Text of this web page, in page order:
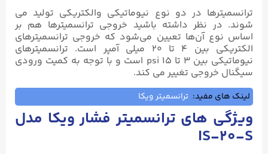
ترانسميترها در دو نوع نيوماتيكی والكتريكی تولید می
شوند. در نظر داشته باشید خروجی ترانسمیترها هم بر
اساس نوع آن‌ها تعیین می‌شود که خروجی ترانسميترهای
الكتريكی بين ۴ تا ۲۰ ميلی آمپر است. ترانسميترهای
نيوماتيكی بين ۳ تا ۱۵ psi است و با توجه به کمیت ورودی
سیگنال خروجی تغییر می کند.
لینک های مفید: ترانسمیتر ویکا
ویژگی های ترانسمیتر فشار ویکا مدل
IS-۲۰-S